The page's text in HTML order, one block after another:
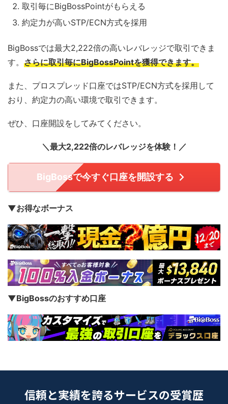
取引毎にBigBossPointがもらえる
約定力が高いSTP/ECN方式を採用
BigBossでは最大2,222倍の高いレバレッジで取引できま
す。 さらに取引毎にBigBossPointを獲得できます。
また、プロスプレッド口座ではSTP/ECN方式を採用して
おり、約定力の高い環境で取引できます。
ぜひ、口座開設をしてみてください。
＼最大2,222倍のレバレッジを体験！／
BigBossで今すぐ口座を開設する
▼お得なボーナス
▼BigBossのおすすめ口座
信頼と実績を誇るサービスの受賞歴